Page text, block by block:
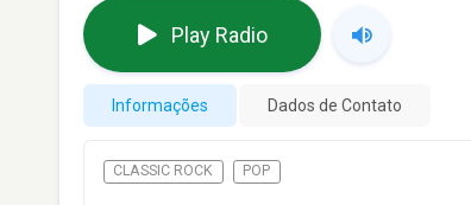
Play Radio
Informações Dados de Contato
CLASSIC ROCK POP